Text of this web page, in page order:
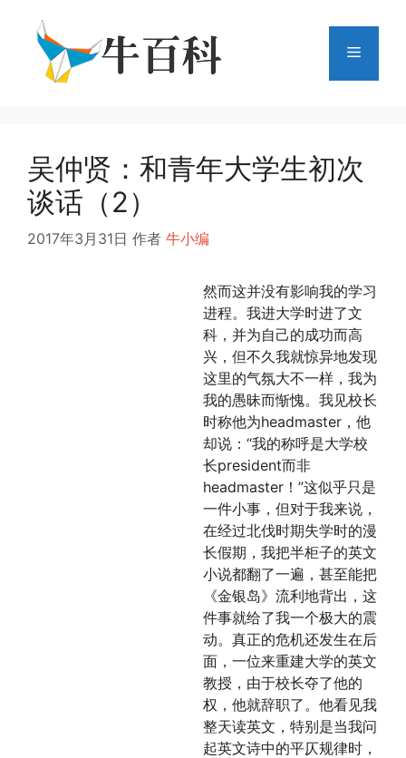
菜
吴仲贤：和青年大学生初次
谈话（2）
2017年3月31日 作者 牛小编
然而这并没有影响我的学习
进程。我进大学时进了文
科，并为自己的成功而高
兴，但不久我就惊异地发现
这里的气氛大不一样，我为
我的愚昧而惭愧。我见校长
时称他为headmaster，他
却说：“我的称呼是大学校
长president而非
headmaster！”这似乎只是
一件小事，但对于我来说，
在经过北伐时期失学时的漫
长假期，我把半柜子的英文
小说都翻了一遍，甚至能把
《金银岛》流利地背出，这
件事就给了我一个极大的震
动。真正的危机还发生在后
面，一位来重建大学的英文
教授，由于校长夺了他的
权，他就辞职了。他看见我
整天读英文，特别是当我问
起英文诗中的平仄规律时，